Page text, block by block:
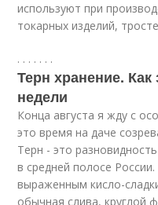
используют при
токарных изделий,
. . . . . . .
Терн хранение.
недели
Конца августа я жду с
это время на даче
Терн - это
в средней полосе
выраженным кисло-
обычная слива, круглой